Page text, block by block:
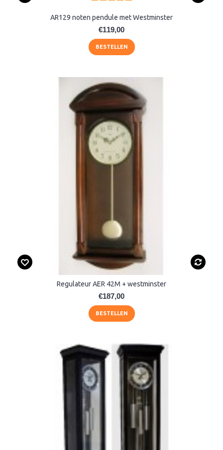
AR129 noten pendule met Westminster
€119,00
BESTELLEN
Regulateur AER 42M + westminster
€187,00
BESTELLEN